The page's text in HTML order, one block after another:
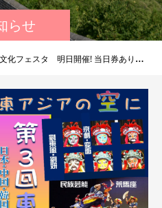
らせ
フェスタ 明日開催! 当日券あります！